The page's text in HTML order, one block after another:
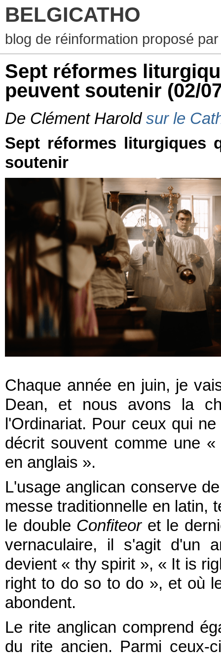
BELGICATHO
blog de réinformation proposé
Sept réformes
peuvent soutenir (02/
De Clément Haroldsur le
Sept réformes liturgiques
soutenir
Chaque année en juin, je
Dean, et nous avons la
l'Ordinariat. Pour ceux qui
décrit souvent comme une
en anglais ».
L'usage anglican conserve
messe traditionnelle en latin,
le double Confiteoret le
vernaculaire, il s'agit d'un
devient « thy spirit », « It is
right to do so to do », et où
abondent.
Le rite anglican comprend
du rite ancien. Parmi ceux-